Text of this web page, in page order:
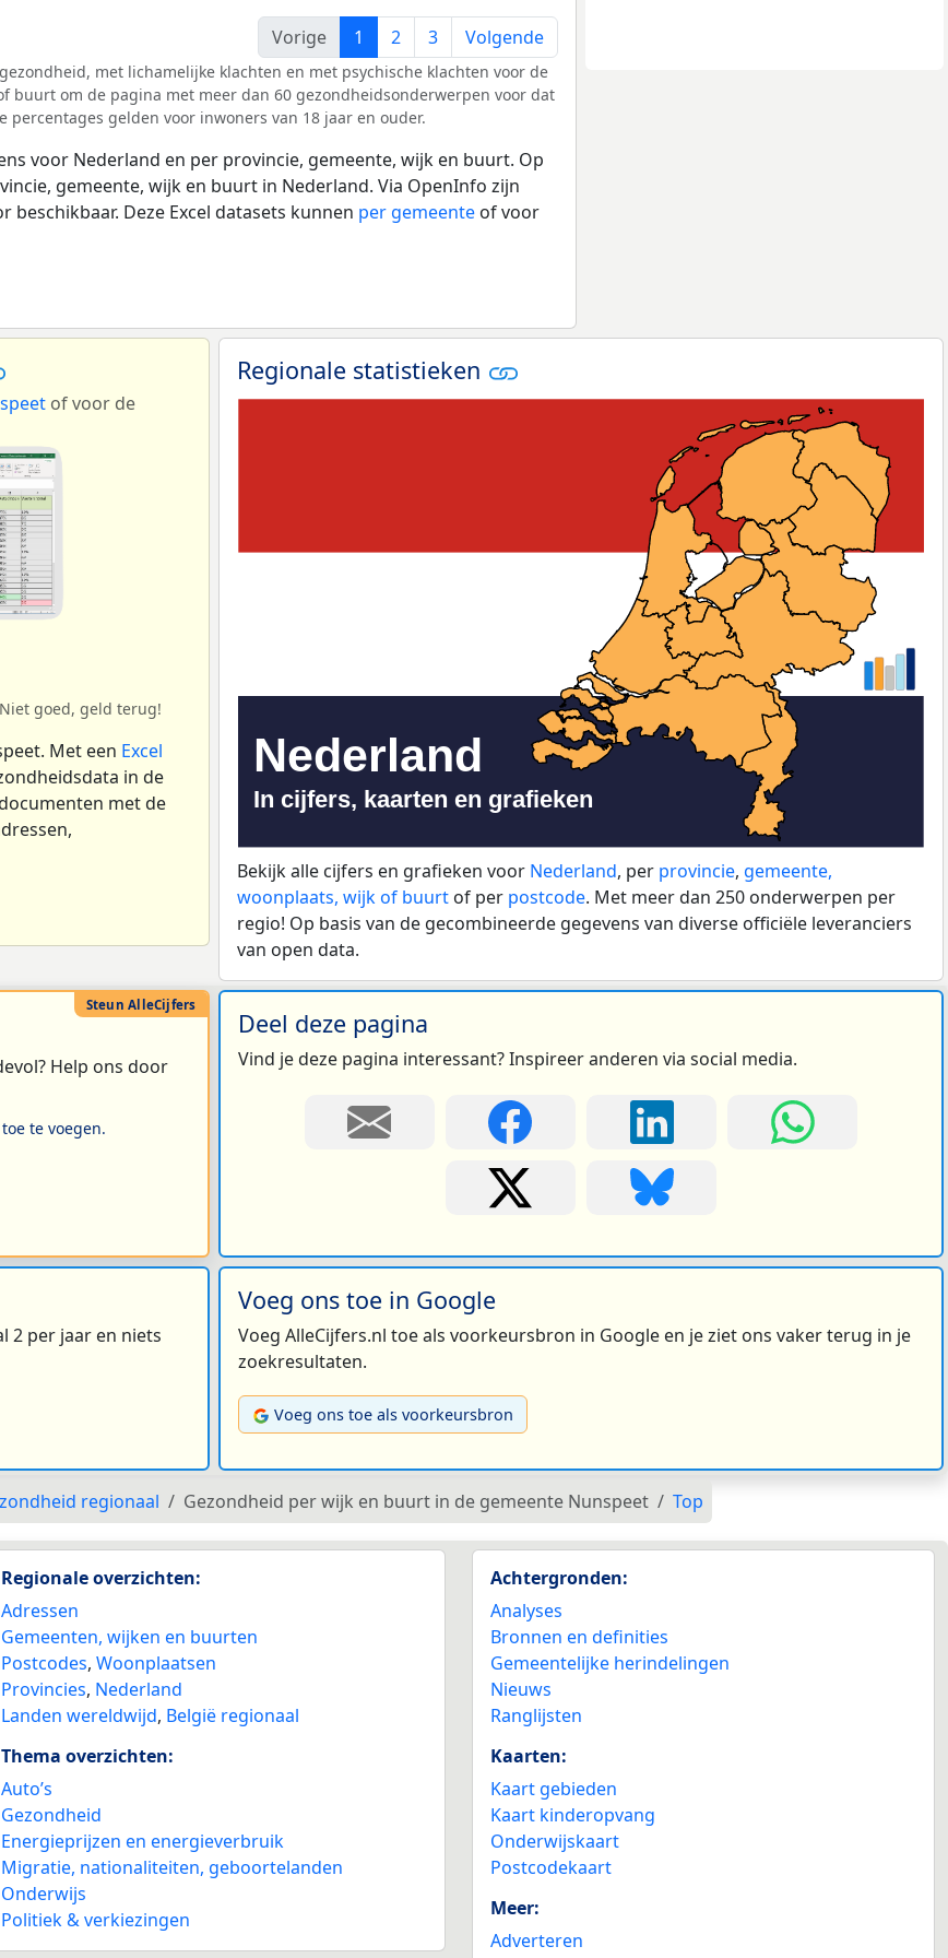
Vorige
1 2 3 Volgende
met lichamelijke klachten en met psychische klachten voor de
buurt om de pagina met meer dan 60 gezondheidsonderwerpen voor dat
gelden voor inwoners van 18 jaar en ouder.
voor Nederland en per provincie, gemeente, wijk en buurt. Op
gemeente, wijk en buurt in Nederland. Via OpenInfo zijn
Deze Excel datasets kunnen per gemeente of voor
of voor de
goed, geld terug!
Met een Excel
in de
met de
Regionale statistieken
Bekijk alle cijfers en grafieken voor Nederland, per provincie, gemeente,
woonplaats, wijk of buurt of per postcode. Met meer dan 250 onderwerpen per
regio! Op basis van de gecombineerde gegevens van diverse officiële leveranciers
van open data.
Help ons door
te voegen.
Deel deze pagina
Vind je deze pagina interessant? Inspireer anderen via social media.
2 per jaar en niets
Voeg ons toe in Google
Voeg AlleCijfers.nl toe als voorkeursbron in Google en je ziet ons vaker terug in je
zoekresultaten.
Voeg ons toe als voorkeursbron
regionaal Gezondheid per wijk en buurt in de gemeente Nunspeet Top
Regionale overzichten:
Adressen
Gemeenten, wijken en buurten
Postcodes, Woonplaatsen
Provincies, Nederland
Landen wereldwijd, België regionaal
Thema overzichten:
Auto’s
Gezondheid
Energieprijzen en energieverbruik
Migratie, nationaliteiten, geboortelanden
Onderwijs
Politiek & verkiezingen
Achtergronden:
Analyses
Bronnen en definities
Gemeentelijke herindelingen
Nieuws
Ranglijsten
Kaarten:
Kaart gebieden
Kaart kinderopvang
Onderwijskaart
Postcodekaart
Meer:
Adverteren